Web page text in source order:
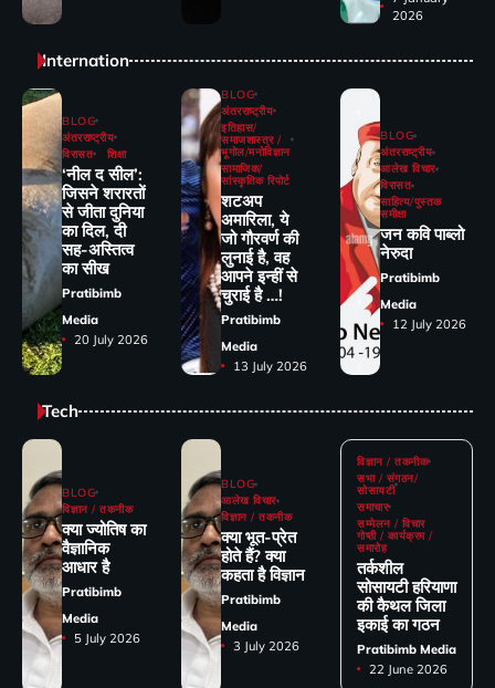
2026
Internation
BLOG
अंतरराष्ट्रीय
विरासत
शिक्षा
‘नील द सील’:
जिसने शरारतों
से जीता दुनिया
का दिल, दी
सह-अस्तित्व
का सीख
Pratibimb
Media
20 July 2026
BLOG
अंतरराष्ट्रीय
इतिहास/
समाजशास्त्र /
भूगोल/मनोविज्ञान
सामाजिक/
सांस्कृतिक रिपोर्ट
शटअप
अमारिला, ये
जो गौरवर्ण की
लुनाई है, वह
आपने इन्हीं से
चुराई है …!
Pratibimb
Media
13 July 2026
BLOG
अंतरराष्ट्रीय
आलेख विचार
विरासत
साहित्य/पुस्तक
समीक्षा
जन कवि पाब्लो
नेरुदा
Pratibimb
Media
12 July 2026
Tech
BLOG
विज्ञान / तकनीक
क्या ज्योतिष का
वैज्ञानिक
आधार है
Pratibimb
Media
5 July 2026
BLOG
आलेख विचार
विज्ञान / तकनीक
क्या भूत-प्रेत
होते हैं? क्या
कहता है विज्ञान
Pratibimb
Media
3 July 2026
विज्ञान / तकनीक
सभा / संगठन/
सोसायटी
समाचार
सम्मेलन / विचार
गोष्ठी / कार्यक्रम /
समारोह
तर्कशील
सोसायटी हरियाणा
की कैथल जिला
इकाई का गठन
Pratibimb Media
22 June 2026